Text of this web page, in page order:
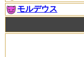
モルデウス